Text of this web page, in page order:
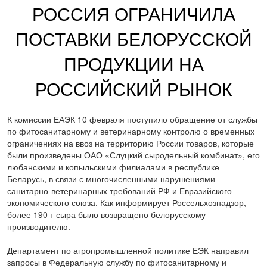
РОССИЯ ОГРАНИЧИЛА
ПОСТАВКИ БЕЛОРУССКОЙ
ПРОДУКЦИИ НА
РОССИЙСКИЙ РЫНОК
К комиссии ЕАЭК 10 февраля поступило обращение от службы
по фитосанитарному и ветеринарному контролю о временных
ограничениях на ввоз на территорию России товаров, которые
были произведены ОАО «Слуцкий сыродельный комбинат», его
любанскими и копыльскими филиалами в республике
Беларусь, в связи с многочисленными нарушениями
санитарно-ветеринарных требований РФ и Евразийского
экономического союза. Как информирует Россельхознадзор,
более 190 т сыра было возвращено белорусскому
производителю.
Департамент по агропромышленной политике ЕЭК направил
запросы в Федеральную службу по фитосанитарному и